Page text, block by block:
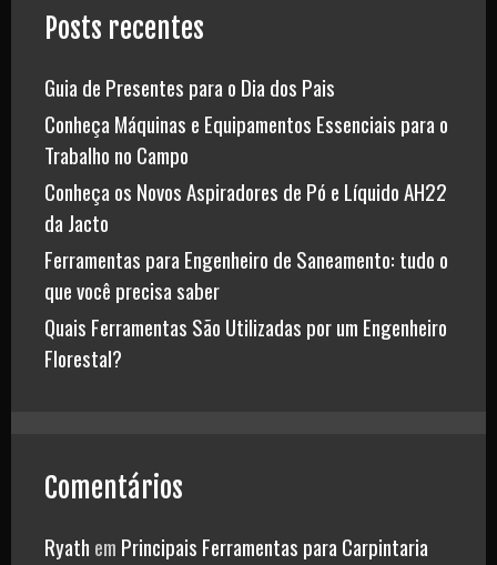
Posts recentes
Guia de Presentes para o Dia dos Pais
Conheça Máquinas e Equipamentos Essenciais para o
Trabalho no Campo
Conheça os Novos Aspiradores de Pó e Líquido AH22
da Jacto
Ferramentas para Engenheiro de Saneamento: tudo o
que você precisa saber
Quais Ferramentas São Utilizadas por um Engenheiro
Florestal?
Comentários
Ryath em Principais Ferramentas para Carpintaria